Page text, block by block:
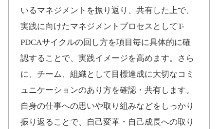
いるマネジメントを振り返り、共有した上で、
実践に向けたマネジメントプロセスとしてT-
PDCAサイクルの回し方を項目毎に具体的に確
認することで、実践イメージを高めます。さら
に、チーム、組織として目標達成に大切なコミ
ュニケーションのあり方を確認・共有します。
自身の仕事への思いや取り組みなどをしっかり
振り返ることで、自己変革・自己成長への取り